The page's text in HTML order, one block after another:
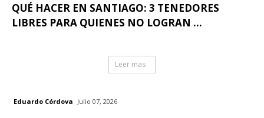
QUÉ HACER EN SANTIAGO: 3 TENEDORES
LIBRES PARA QUIENES NO LOGRAN ...
Leer mas
Eduardo Córdova Julio 07, 2026